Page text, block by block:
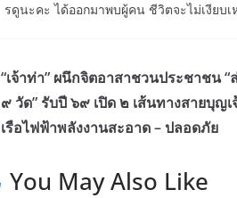
รดูนะคะ ได้ออกมาพบผู้คน ชีวิตจะไม่เงียบเ
“เจ้าท่า” ผนึกจิตอาสาชวนประชาชน “
๙ วัด” รับปี ๖๙ เปิด ๒ เส้นทางสายบุญ
เรือไฟฟ้าพลังงานสะอาด – ปลอดภัย
You May Also Like